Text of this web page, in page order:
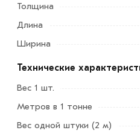
обустройства межэтажных
перемычек.
С помощью сетки усиливают
проёмы и любые части
Для приобретения данной
Толщина
Длина
Ширина
Технические
Вес 1 шт.
Метров в 1 тонне
Вес одной штуки (2 м)